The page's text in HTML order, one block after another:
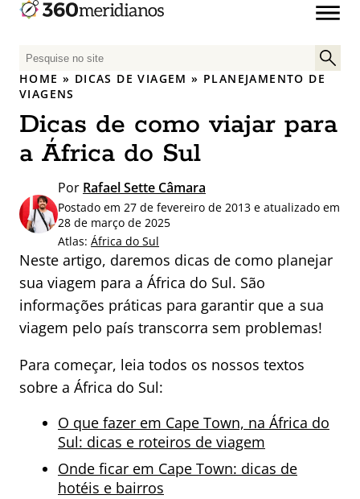
P
e
s
q
u
i
r
p
r
:
HOME » DICAS DE VIAGEM » PLANEJAMENTO DE
VIAGENS
Dicas de como viajar para
a África do Sul
Por Rafael Sette Câmara
Postado em 27 de fevereiro de 2013 e atualizado em
28 de março de 2025
Atlas: África do Sul
Neste artigo, daremos dicas de como planejar
sua viagem para a África do Sul. São
informações práticas para garantir que a sua
viagem pelo país transcorra sem problemas!
Para começar, leia todos os nossos textos
sobre a África do Sul:
O que fazer em Cape Town, na África do
Sul: dicas e roteiros de viagem
Onde ficar em Cape Town: dicas de
hotéis e bairros